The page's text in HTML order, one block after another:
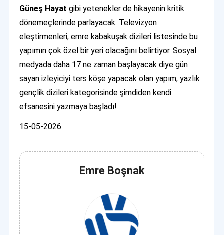
Güneş Hayat gibi yetenekler de hikayenin kritik
dönemeçlerinde parlayacak. Televizyon
eleştirmenleri, emre kabakuşak dizileri listesinde bu
yapımın çok özel bir yeri olacağını belirtiyor. Sosyal
medyada daha 17 ne zaman başlayacak diye gün
sayan izleyiciyi ters köşe yapacak olan yapım, yazlık
gençlik dizileri kategorisinde şimdiden kendi
efsanesini yazmaya başladı!
15-05-2026
Emre Boşnak